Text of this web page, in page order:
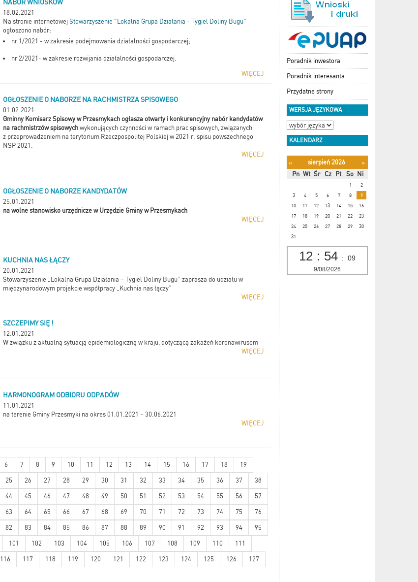
NABÓR WNIOSKÓW
18.02.2021
Na stronie internetowej Stowarzyszenie "Lokalna Grupa Działania - Tygiel Doliny Bugu"
ogłoszono nabór:
nr 1/2021 - w zakresie podejmowania działalności gospodarczej;
nr 2/2021- w zakresie rozwijania działalności gospodarczej.
WIĘCEJ
OGŁOSZENIE O NABORZE NA RACHMISTRZA SPISOWEGO
01.02.2021
Gminny Komisarz Spisowy w Przesmykach ogłasza otwarty i konkurencyjny nabór kandydatów
na rachmistrzów spisowych wykonujących czynności w ramach prac spisowych, związanych
z przeprowadzeniem na terytorium Rzeczpospolitej Polskiej w 2021 r. spisu powszechnego
NSP 2021.
WIĘCEJ
OGŁOSZENIE O NABORZE KANDYDATÓW
25.01.2021
na wolne stanowisko urzędnicze w Urzędzie Gminy w Przesmykach
WIĘCEJ
KUCHNIA NAS ŁĄCZY
20.01.2021
Stowarzyszenie „Lokalna Grupa Działania – Tygiel Doliny Bugu” zaprasza do udziału w
międzynarodowym projekcie współpracy „Kuchnia nas łączy”
WIĘCEJ
SZCZEPIMY SIĘ !
12.01.2021
W związku z aktualną sytuacją epidemiologiczną w kraju, dotyczącą zakażeń koronawirusem
WIĘCEJ
HARMONOGRAM ODBIORU ODPADÓW
11.01.2021
na terenie Gminy Przesmyki na okres 01.01.2021 – 30.06.2021
WIĘCEJ
6 7 8 9 10 11 12 13 14 15 16 17 18 19
25 26 27 28 29 30 31 32 33 34 35 36 37 38
44 45 46 47 48 49 50 51 52 53 54 55 56 57
63 64 65 66 67 68 69 70 71 72 73 74 75 76
82 83 84 85 86 87 88 89 90 91 92 93 94 95
101 102 103 104 105 106 107 108 109 110 111
116 117 118 119 120 121 122 123 124 125 126 127
Poradnik inwestora
Poradnik interesanta
Przydatne strony
WERSJA JĘZYKOWA
KALENDARZ
« sierpień 2026
»
Pn Wt Śr Cz Pt So Ni
1
2
3
4 5 6 7 8
9
10
11 12 13 14 15
16
17
18 19 20 21 22
23
24
25 26 27 28 29
30
31
12 : 54 : 10
9/08/2026